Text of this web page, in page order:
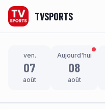
TVSPORTS
ven.
07
août
Aujourd'hui
08
août